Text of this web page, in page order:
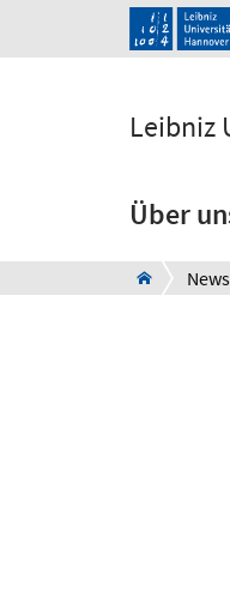
Leibniz
Über
News